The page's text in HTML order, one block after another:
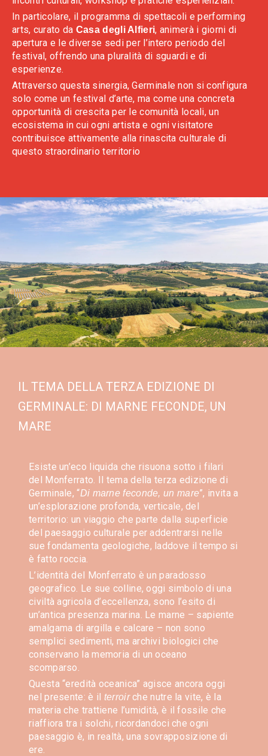
In particolare, il programma di spettacoli e performing
arts, curato da Casa degli Alfieri, animerà i giorni di
apertura e le diverse sedi per l’intero periodo del
festival, offrendo una pluralità di sguardi e di
esperienze.
Attraverso questa sinergia, Germinale non si configura
solo come un festival d’arte, ma come una concreta
opportunità di crescita per le comunità locali, un
ecosistema in cui ogni artista e ogni visitatore
contribuisce attivamente alla rinascita culturale di
questo straordinario territorio
IL TEMA DELLA TERZA EDIZIONE DI
GERMINALE: DI MARNE FECONDE, UN
MARE
Esiste un’eco liquida che risuona sotto i filari
del Monferrato. Il tema della terza edizione di
Germinale, “Di marne feconde, un mare”, invita a
un’esplorazione profonda, verticale, del
territorio: un viaggio che parte dalla superficie
del paesaggio culturale per addentrarsi nelle
sue fondamenta geologiche, laddove il tempo si
è fatto roccia.
L’identità del Monferrato è un paradosso
geografico. Le sue colline, oggi simbolo di una
civiltà agricola d’eccellenza, sono l’esito di
un’antica presenza marina. Le marne – sapiente
amalgama di argilla e calcare – non sono
semplici sedimenti, ma archivi biologici che
conservano la memoria di un oceano
scomparso.
Questa “eredità oceanica” agisce ancora oggi
nel presente: è il terroirche nutre la vite, è la
materia che trattiene l’umidità, è il fossile che
riaffiora tra i solchi, ricordandoci che ogni
paesaggio è, in realtà, una sovrapposizione di
ere.